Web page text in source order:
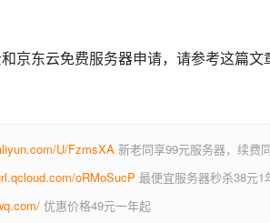
京东云免费服务器申请，请参考这篇文
U/FzmsXA 新老同享99元服务器，续费
oRMoSucP 最便宜服务器秒杀38元1
优惠价格49元一年起